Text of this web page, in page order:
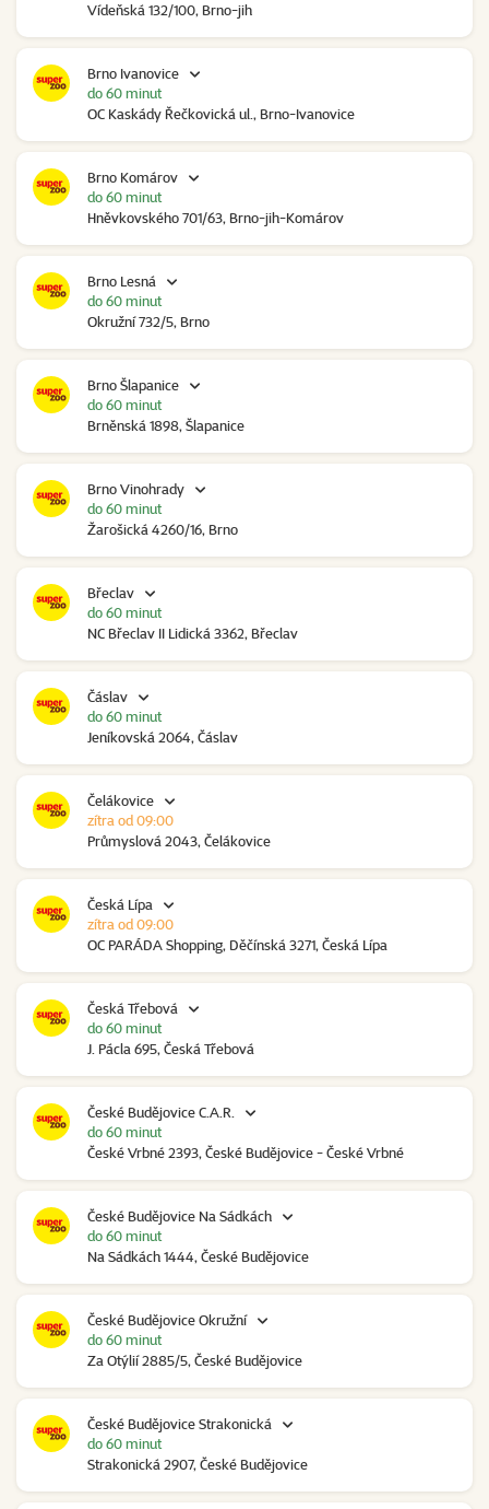
Vídeňská 132/100, Brno-jih
Brno Ivanovice
OC Kaskády Řečkovická ul., Brno-Ivanovice
do 60 minut
Brno Komárov
Hněvkovského 701/63, Brno-jih-Komárov
do 60 minut
Brno Lesná
Okružní 732/5, Brno
do 60 minut
Brno Šlapanice
Brněnská 1898, Šlapanice
do 60 minut
Brno Vinohrady
Žarošická 4260/16, Brno
do 60 minut
Břeclav
NC Břeclav II Lidická 3362, Břeclav
do 60 minut
Čáslav
Jeníkovská 2064, Čáslav
do 60 minut
Čelákovice
Průmyslová 2043, Čelákovice
zítra od 09:00
Česká Lípa
OC PARÁDA Shopping, Děčínská 3271, Česká Lípa
zítra od 09:00
Česká Třebová
J. Pácla 695, Česká Třebová
do 60 minut
České Budějovice C.A.R.
České Vrbné 2393, České Budějovice - České Vrbné
do 60 minut
České Budějovice Na Sádkách
Na Sádkách 1444, České Budějovice
do 60 minut
České Budějovice Okružní
Za Otýlií 2885/5, České Budějovice
do 60 minut
České Budějovice Strakonická
Strakonická 2907, České Budějovice
do 60 minut